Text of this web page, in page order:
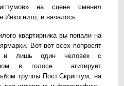
на сцене сменил
Инкогнито, и началось.
квартирника вы попали на
Вот-вот всех попросят
и лишь один человек с
в голосе агитирует
группы Пост.Скриптум, на